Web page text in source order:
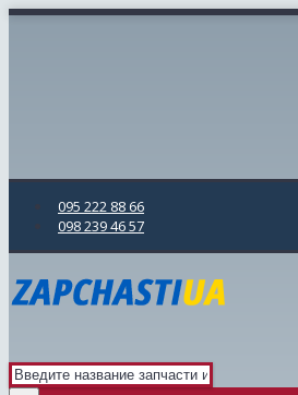
095 222 88 66
098 239 46 57